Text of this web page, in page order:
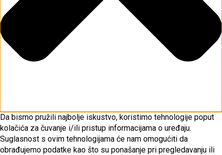
Da bismo pružili najbolje iskustvo, koristimo tehnologije poput
kolačića za čuvanje i/ili pristup informacijama o uređaju.
Suglasnost s ovim tehnologijama će nam omogućiti da
obrađujemo podatke kao što su ponašanje pri pregledavanju ili